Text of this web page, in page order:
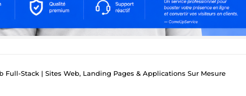
Full-Stack | Sites Web, Landing Pages & Applications Sur Mesure